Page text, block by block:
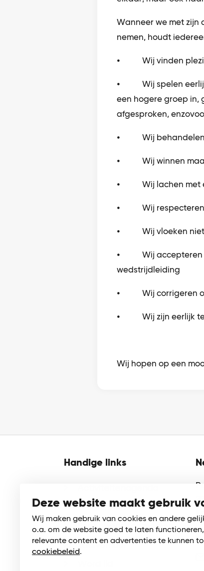
Deze website maakt gebruik
Wij maken gebruik van cookies en andere
o.a. om de website goed te laten
relevante content en advertenties te kunnen
cookiebeleid.
Wanneer we met zijn
nemen, houdt
⦁ Wij vinden
⦁ Wij spelen eerlijk:
een hogere groep in,
afgesproken,
⦁ Wij behandelen
⦁ Wij winnen maar
⦁ Wij lachen met
⦁ Wij respecteren
⦁ Wij vloeken niet
⦁ Wij accepteren
wedstrijdleiding
⦁ Wij corrigeren
⦁ Wij zijn eerlijk
Wij hopen op een
Handige links
Cultuurmenu
Schoolsporttoernooien
Zaalverhuur